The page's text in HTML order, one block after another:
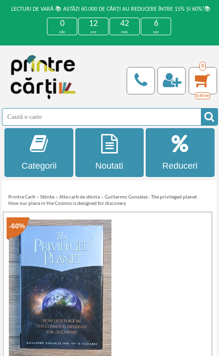
LECTURI DE VARĂ 📚 ASTĂZI 60.000 DE CĂRȚI AU REDUCERE ÎNTRE 15% ȘI 60%!📚
0
zile
12
ore
42
min
5
sec
0
0,00 Lei
Categorii Noutati Reduceri
Printre Carti »Stiinte »Alte carti de stiinta »Guillermo Gonzalez - The privileged planet.
How our place in the Cosmos is designed for discovery
-60%